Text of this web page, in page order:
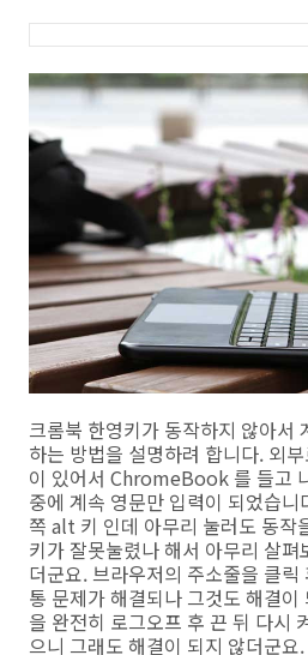
크롬북 한영키가 동작하지 않아서
하는 방법을 설명하려 합니다. 외
이 있어서 ChromeBook 를 들고
중에 계속 영문만 입력이 되었습
쪽 alt 키 인데 아무리 눌러도 동작
키가 잘못눌렸나 해서 아무리 살
더군요. 브라우저의 주소줄을 클
통 문제가 해결되나 그것도 해결
을 완전히 로그오프 후 끈 뒤 다시
으니 그래도 해결이 되지 않더군요.